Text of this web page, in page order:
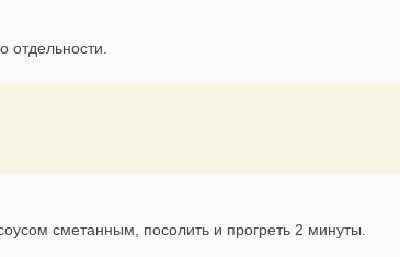
отдельности.
сметанным, посолить и прогреть 2 минуты.